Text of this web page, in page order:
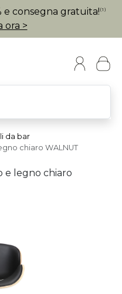
e consegna gratuita! (1)
ora >
da bar
chiaro WALNUT
e legno chiaro